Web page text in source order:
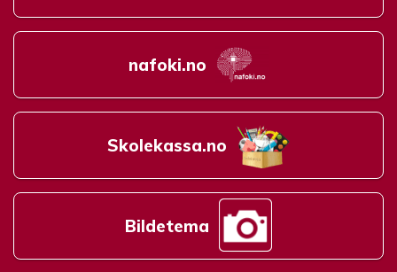
nafoki.no
Skolekassa.no
Bildetema